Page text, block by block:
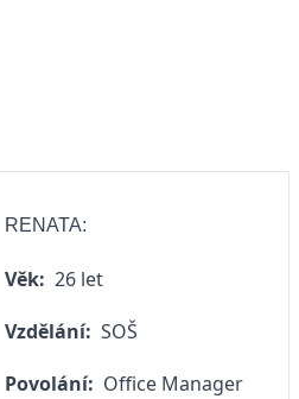
RENATA:
Věk: 26 let
Vzdělání: SOŠ
Povolání: Office Manager